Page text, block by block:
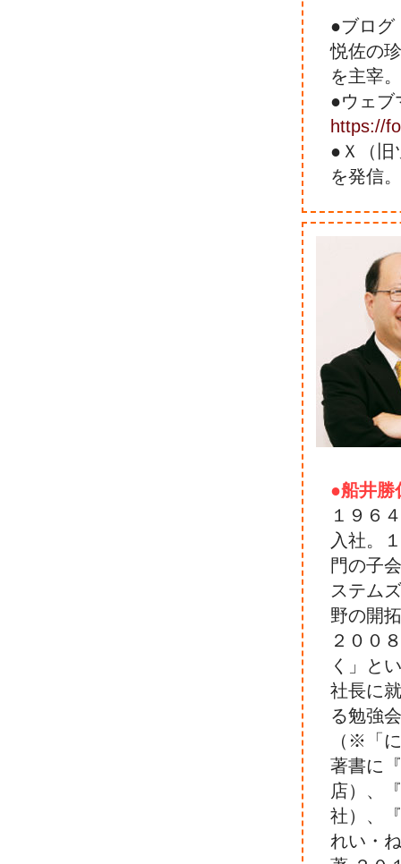
●ブロ
悦佐の
を主宰。
●ウェブ
https://
●Ｘ（旧
を発信。
●船井
１９６
入社。
門の子
ステム
野の開
２００
く」と
社長に
る勉強
（※「
著書に
店）、
社）、
れい・